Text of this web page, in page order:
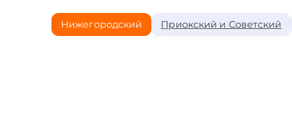
Нижегородский Приокский и Советский